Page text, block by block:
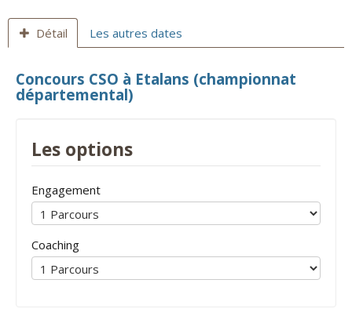
Détail Les autres dates
Concours CSO à Etalans (championnat
départemental)
Les options
Engagement
Coaching